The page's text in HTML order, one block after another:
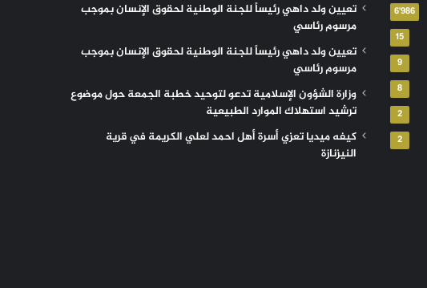
6٬986
15
9
8
2
2
تعيين ولد داهي رئيساً للجنة الوطنية لحقوق الإنسان بموجب
مرسوم رئاسي
تعيين ولد داهي رئيساً للجنة الوطنية لحقوق الإنسان بموجب
مرسوم رئاسي
وزارة الشؤون الإسلامية تدعو لتوحيد خطبة الجمعة حول موضوع
ترشيد استهلاك الموارد الطبيعية
كيفه ميديا تعزي أسرة أهل احمد لعلي الكريمة في قرية
النيزنازة